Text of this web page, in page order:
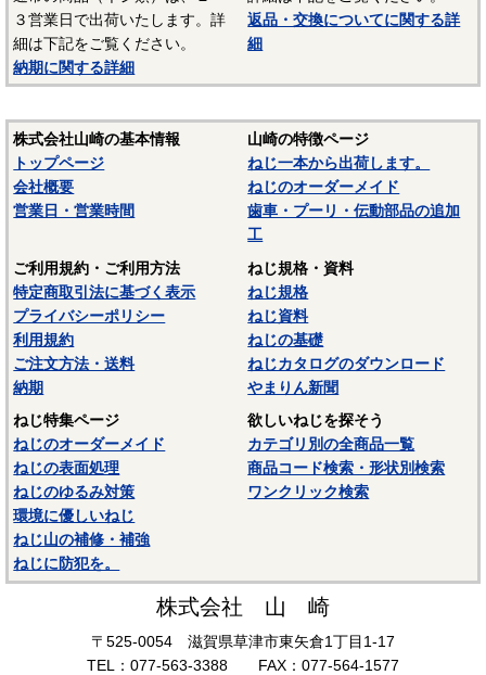
３営業日で出荷いたします。詳
細は下記をご覧ください。
納期に関する詳細
返品・交換についてに関する詳
細
株式会社山崎の基本情報
トップページ
会社概要
営業日・営業時間
山崎の特徴ページ
ねじ一本から出荷します。
ねじのオーダーメイド
歯車・プーリ・伝動部品の追加
工
ご利用規約・ご利用方法
特定商取引法に基づく表示
プライバシーポリシー
利用規約
ご注文方法・送料
納期
ねじ規格・資料
ねじ規格
ねじ資料
ねじの基礎
ねじカタログのダウンロード
やまりん新聞
ねじ特集ページ
ねじのオーダーメイド
ねじの表面処理
ねじのゆるみ対策
環境に優しいねじ
ねじ山の補修・補強
ねじに防犯を。
欲しいねじを探そう
カテゴリ別の全商品一覧
商品コード検索・形状別検索
ワンクリック検索
株式会社 山 崎
〒525-0054 滋賀県草津市東矢倉1丁目1-17
TEL：077-563-3388 FAX：077-564-1577